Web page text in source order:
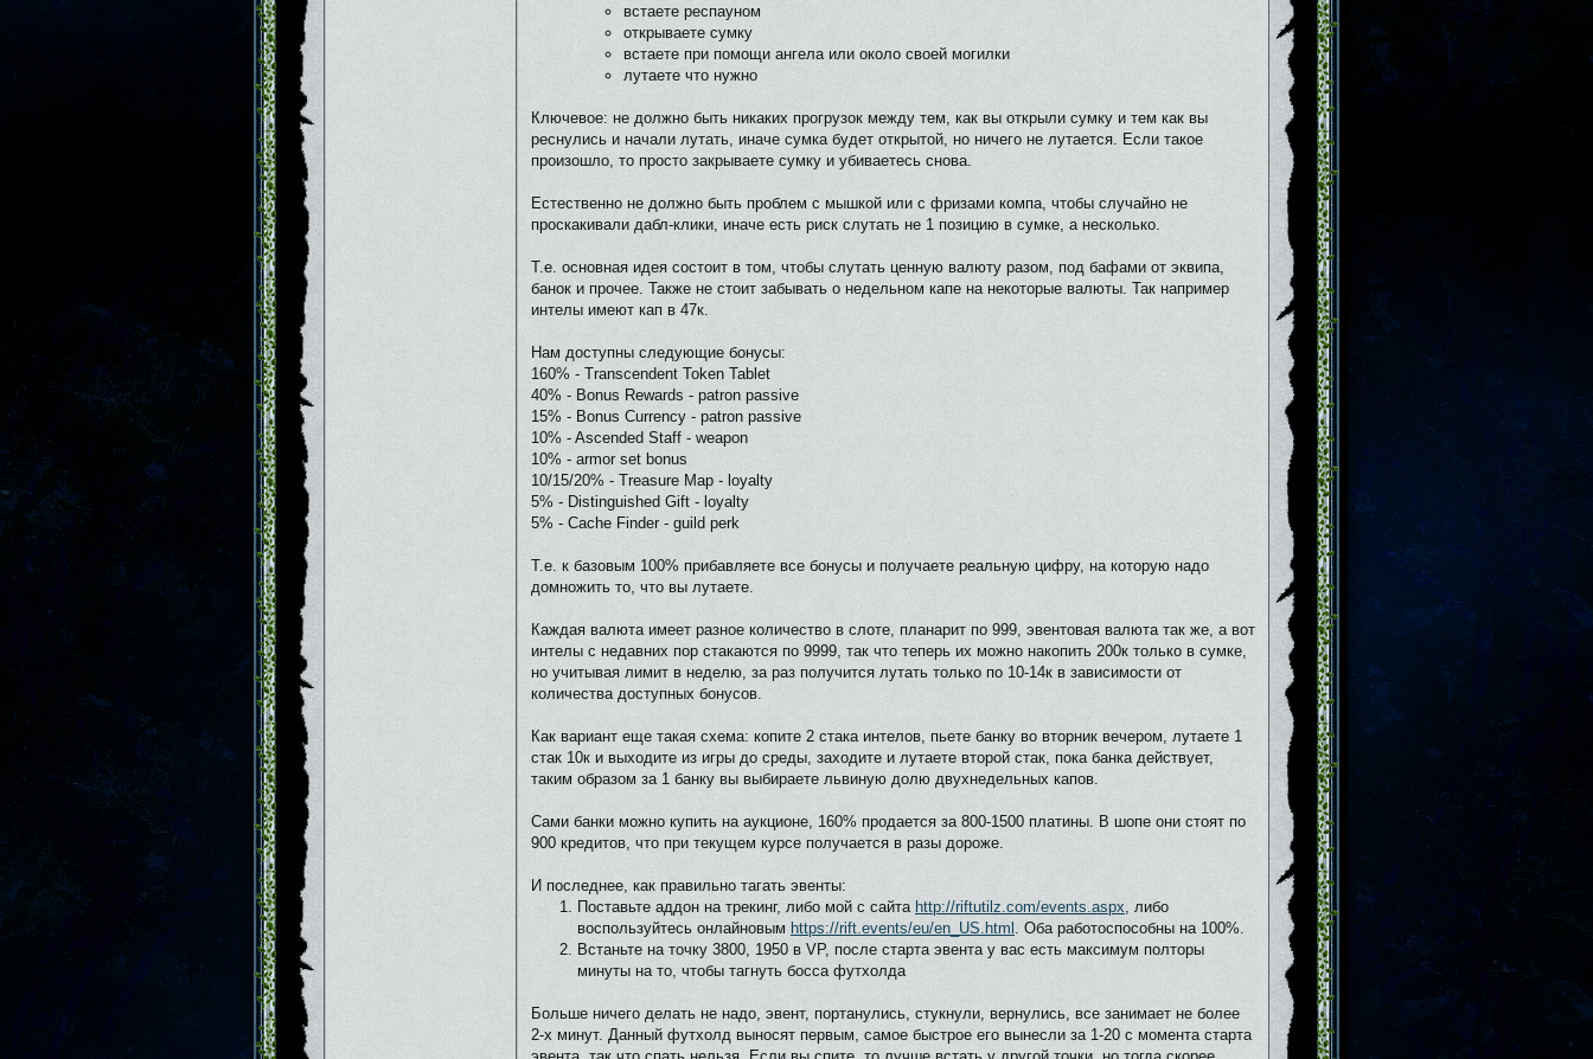
встаете респауном
открываете сумку
встаете при помощи ангела или около своей могилки
лутаете что нужно
Ключевое: не должно быть никаких прогрузок между тем, как вы открыли сумку и тем как вы
реснулись и начали лутать, иначе сумка будет открытой, но ничего не лутается. Если такое
произошло, то просто закрываете сумку и убиваетесь снова.
Естественно не должно быть проблем с мышкой или с фризами компа, чтобы случайно не
проскакивали дабл-клики, иначе есть риск слутать не 1 позицию в сумке, а несколько.
Т.е. основная идея состоит в том, чтобы слутать ценную валюту разом, под бафами от эквипа,
банок и прочее. Также не стоит забывать о недельном капе на некоторые валюты. Так например
интелы имеют кап в 47к.
Нам доступны следующие бонусы:
160% - Transcendent Token Tablet
40% - Bonus Rewards - patron passive
15% - Bonus Currency - patron passive
10% - Ascended Staff - weapon
10% - armor set bonus
10/15/20% - Treasure Map - loyalty
5% - Distinguished Gift - loyalty
5% - Cache Finder - guild perk
Т.е. к базовым 100% прибавляете все бонусы и получаете реальную цифру, на которую надо
домножить то, что вы лутаете.
Каждая валюта имеет разное количество в слоте, планарит по 999, эвентовая валюта так же, а вот
интелы с недавних пор стакаются по 9999, так что теперь их можно накопить 200к только в сумке,
но учитывая лимит в неделю, за раз получится лутать только по 10-14к в зависимости от
количества доступных бонусов.
Как вариант еще такая схема: копите 2 стака интелов, пьете банку во вторник вечером, лутаете 1
стак 10к и выходите из игры до среды, заходите и лутаете второй стак, пока банка действует,
таким образом за 1 банку вы выбираете львиную долю двухнедельных капов.
Сами банки можно купить на аукционе, 160% продается за 800-1500 платины. В шопе они стоят по
900 кредитов, что при текущем курсе получается в разы дороже.
И последнее, как правильно тагать эвенты:
Поставьте аддон на трекинг, либо мой с сайта http://riftutilz.com/events.aspx, либо
воспользуйтесь онлайновым https://rift.events/eu/en_US.html . Оба работоспособны на 100%.
Встаньте на точку 3800, 1950 в VP, после старта эвента у вас есть максимум полторы
минуты на то, чтобы тагнуть босса футхолда
Больше ничего делать не надо, эвент, портанулись, стукнули, вернулись, все занимает не более
2-х минут. Данный футхолд выносят первым, самое быстрое его вынесли за 1-20 с момента старта